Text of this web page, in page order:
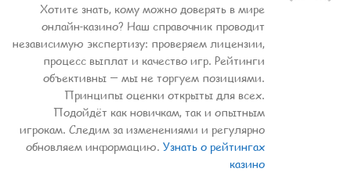
Хотите знать, кому можно доверять в мире
онлайн-казино? Наш справочник проводит
независимую экспертизу: проверяем лицензии,
процесс выплат и качество игр. Рейтинги
объективны — мы не торгуем позициями.
Принципы оценки открыты для всех.
Подойдёт как новичкам, так и опытным
игрокам. Следим за изменениями и регулярно
обновляем информацию. Узнать о рейтингах
казино